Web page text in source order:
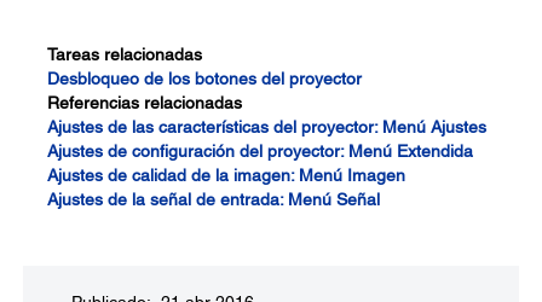
Tareas relacionadas
Desbloqueo de los botones del proyector
Referencias relacionadas
Ajustes de las características del proyector: Menú Ajustes
Ajustes de configuración del proyector: Menú Extendida
Ajustes de calidad de la imagen: Menú Imagen
Ajustes de la señal de entrada: Menú Señal